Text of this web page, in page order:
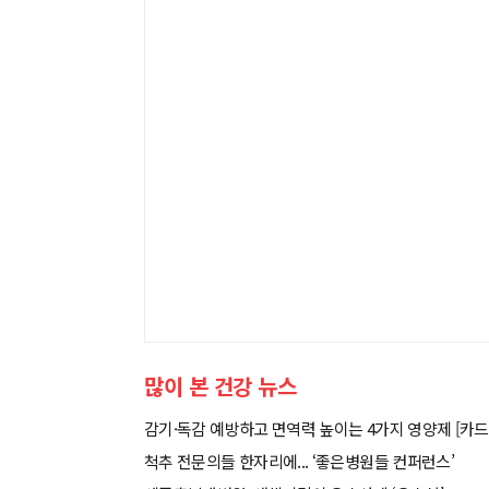
많이 본 건강 뉴스
감기·독감 예방하고 면역력 높이는 4가지 영양제 [카
척추 전문의들 한자리에... ‘좋은병원들 컨퍼런스’